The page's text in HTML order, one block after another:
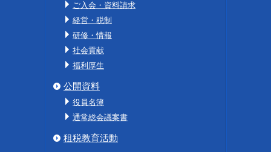
ご入会・資料請求
経営・税制
研修・情報
社会貢献
福利厚生
公開資料
役員名簿
通常総会議案書
租税教育活動